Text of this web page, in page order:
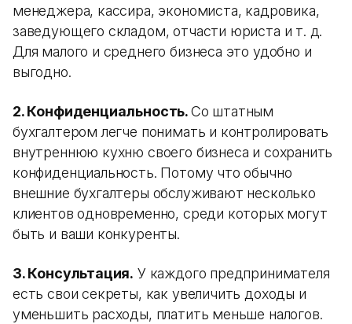
менеджера, кассира, экономиста, кадровика,
заведующего складом, отчасти юриста и т. д.
Для малого и среднего бизнеса это удобно и
выгодно.
2. Конфиденциальность.Со штатным
бухгалтером легче понимать и контролировать
внутреннюю кухню своего бизнеса и сохранить
конфиденциальность. Потому что обычно
внешние бухгалтеры обслуживают несколько
клиентов одновременно, среди которых могут
быть и ваши конкуренты.
3. Консультация. У каждого предпринимателя
есть свои секреты, как увеличить доходы и
уменьшить расходы, платить меньше налогов.